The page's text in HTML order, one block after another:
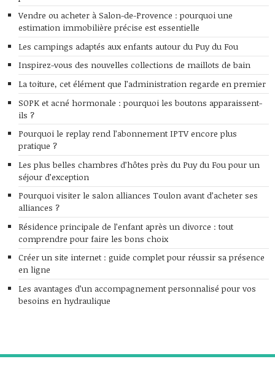
Vendre ou acheter à Salon-de-Provence : pourquoi une
estimation immobilière précise est essentielle
Les campings adaptés aux enfants autour du Puy du Fou
Inspirez-vous des nouvelles collections de maillots de bain
La toiture, cet élément que l’administration regarde en premier
SOPK et acné hormonale : pourquoi les boutons apparaissent-
ils ?
Pourquoi le replay rend l’abonnement IPTV encore plus
pratique ?
Les plus belles chambres d’hôtes près du Puy du Fou pour un
séjour d’exception
Pourquoi visiter le salon alliances Toulon avant d’acheter ses
alliances ?
Résidence principale de l’enfant après un divorce : tout
comprendre pour faire les bons choix
Créer un site internet : guide complet pour réussir sa présence
en ligne
Les avantages d’un accompagnement personnalisé pour vos
besoins en hydraulique